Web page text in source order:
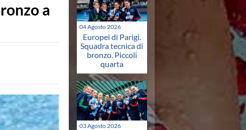
a
04 Agosto 2026
Europei di Parigi.
Squadra tecnica di
bronzo. Piccoli
quarta
03 Agosto 2026